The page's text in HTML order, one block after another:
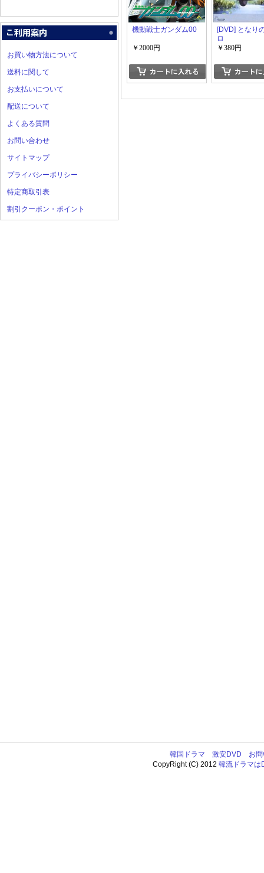
お買い物方法について
送料に関して
お支払いについて
配送について
よくある質問
お問い合わせ
サイトマップ
プライバシーポリシー
特定商取引表
割引クーポン・ポイント
機動戦士ガンダム00
￥2000円
[DVD] となり
ロ
￥380円
韓国ドラマ 激安DVD
お
CopyRight (C) 2012韓流ドラマは